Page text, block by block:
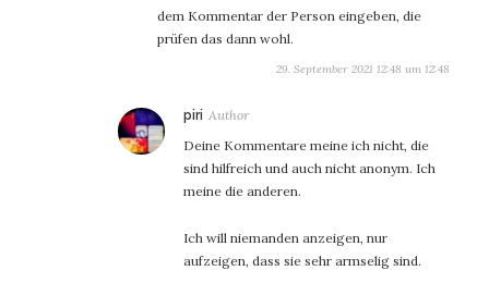
dem Kommentar der Person eingeben, die
prüfen das dann wohl.
29. September 2021 12:48 um 12:48
piri sagt:
Deine Kommentare meine ich nicht, die
sind hilfreich und auch nicht anonym. Ich
meine die anderen.
Ich will niemanden anzeigen, nur
aufzeigen, dass sie sehr armselig sind.